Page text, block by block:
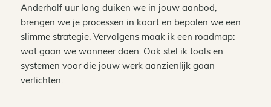
Anderhalf uur lang duiken we in jouw aanbod,
brengen we je processen in kaart en bepalen we een
slimme strategie. Vervolgens maak ik een roadmap:
wat gaan we wanneer doen. Ook stel ik tools en
systemen voor die jouw werk aanzienlijk gaan
verlichten.